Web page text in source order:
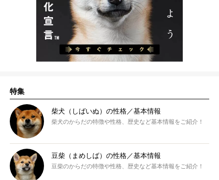
特集
柴犬（しばいぬ）の性格／基本情報
柴犬のからだの特徴や性格、歴史など基本情報をご紹介！
豆柴（まめしば）の性格／基本情報
豆柴のからだの特徴や性格、歴史など基本情報をご紹介！